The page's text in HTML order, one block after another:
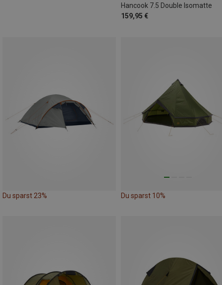
Hancook 7.5 Double Isomatte
159,95 €
Du sparst 23% Du sparst 10%